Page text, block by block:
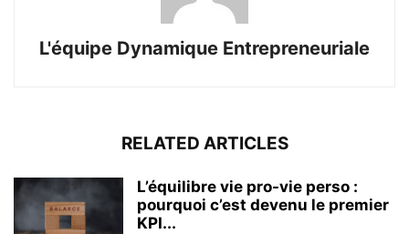
L'équipe Dynamique Entrepreneuriale
RELATED ARTICLES
L’équilibre vie pro-vie perso :
pourquoi c’est devenu le premier
KPI...